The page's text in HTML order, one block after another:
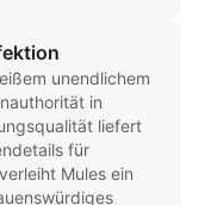
unendlichem
in
liefert
für
Mules ein